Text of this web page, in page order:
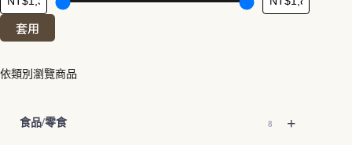
套用
依類別瀏覽商品
+
食品/零食 8